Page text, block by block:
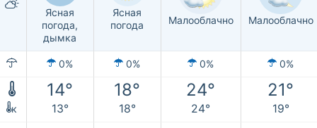
Ясная
погода,
дымка
Ясная
погода
Малооблачно Малооблачно
0% 0% 0% 0%
14° 18° 24° 21°
к 13° 18° 24° 19°